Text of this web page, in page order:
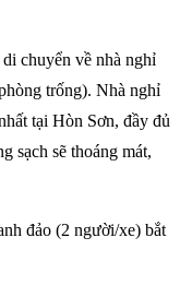
chuyển về nhà nghỉ
trống). Nhà nghỉ
tại Hòn Sơn, đầy đủ
sạch sẽ thoáng mát,
đảo (2 người/xe) bắt